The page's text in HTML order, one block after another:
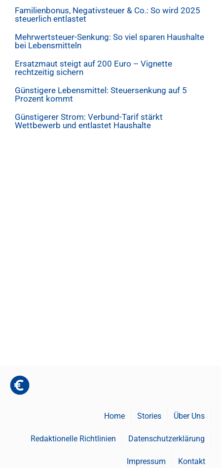
Familienbonus, Negativsteuer & Co.: So wird 2025
steuerlich entlastet
Mehrwertsteuer-Senkung: So viel sparen Haushalte
bei Lebensmitteln
Ersatzmaut steigt auf 200 Euro – Vignette
rechtzeitig sichern
Günstigere Lebensmittel: Steuersenkung auf 5
Prozent kommt
Günstigerer Strom: Verbund-Tarif stärkt
Wettbewerb und entlastet Haushalte
Home Stories Über Uns
Redaktionelle Richtlinien Datenschutzerklärung
Impressum Kontakt